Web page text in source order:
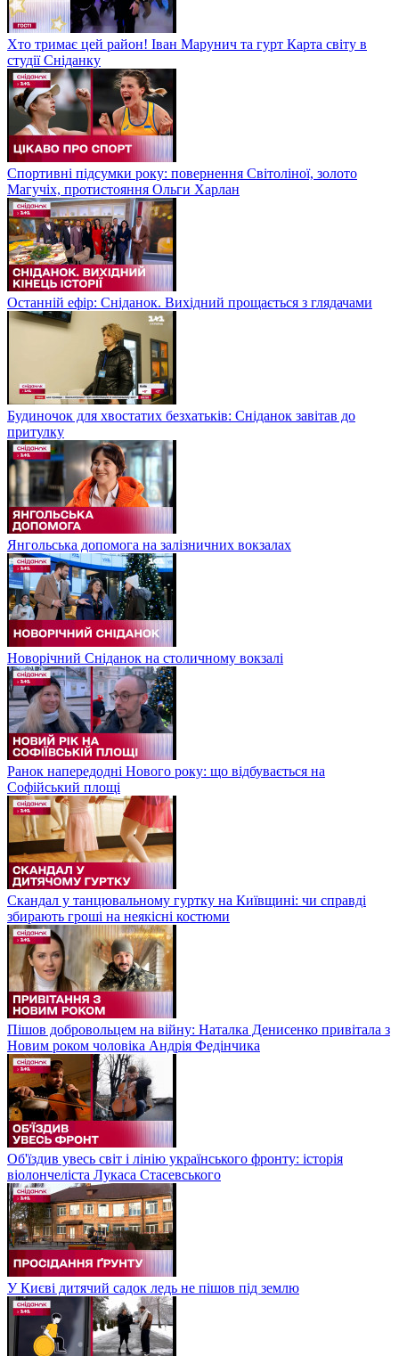
Хто тримає цей район! Іван Марунич та гурт Карта світу в
студії Сніданку
Спортивні підсумки року: повернення Світоліної, золото
Магучіх, протистояння Ольги Харлан
Останній ефір: Сніданок. Вихідний прощається з глядачами
Будиночок для хвостатих безхатьків: Сніданок завітав до
притулку
Янгольська допомога на залізничних вокзалах
Новорічний Сніданок на столичному вокзалі
Ранок напередодні Нового року: що відбувається на
Софійський площі
Скандал у танцювальному гуртку на Київщині: чи справді
збирають гроші на неякісні костюми
Пішов добровольцем на війну: Наталка Денисенко привітала з
Новим роком чоловіка Андрія Федінчика
Об'їздив увесь світ і лінію українського фронту: історія
віолончеліста Лукаса Стасевського
У Києві дитячий садок ледь не пішов під землю